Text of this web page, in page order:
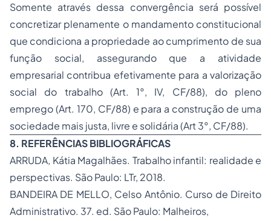
Somente através dessa convergência será possível
concretizar plenamente o mandamento constitucional
que condiciona a propriedade ao cumprimento de sua
função social, assegurando que a atividade
empresarial contribua efetivamente para a valorização
social do trabalho (Art. 1°, IV, CF/88), do pleno
emprego (Art. 170, CF/88) e para a construção de uma
sociedade mais justa, livre e solidária (Art 3°, CF/88).
8. REFERÊNCIAS BIBLIOGRÁFICAS
ARRUDA, Kátia Magalhães. Trabalho infantil: realidade e
perspectivas. São Paulo: LTr, 2018.
BANDEIRA DE MELLO, Celso Antônio. Curso de Direito
Administrativo. 37. ed. São Paulo: Malheiros,